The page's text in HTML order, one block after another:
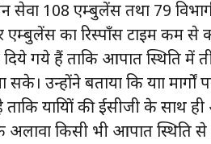
108 एम्बुलेंस तथा 79
पर एम्बुलेंस का रिस्पॉंस टाइम
गये हैं ताकि आपात स्थिति में
उन्होंने बताया कि यात्रा
यात्रियों की ईसीजी के
किसी भी आपात स्थिति से